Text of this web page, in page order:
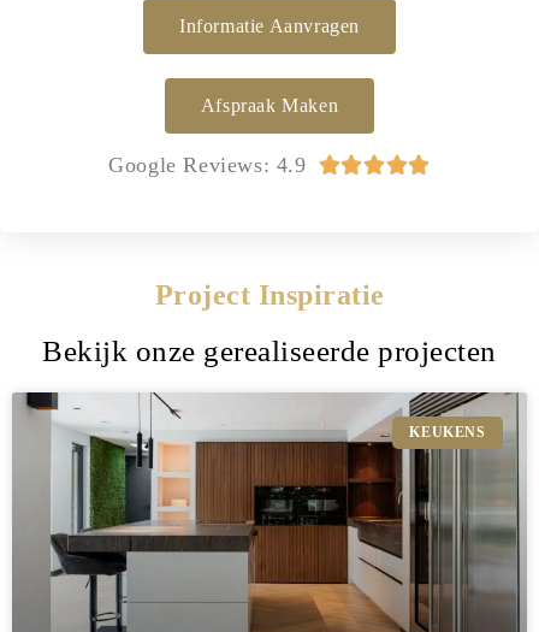
Informatie Aanvragen
Afspraak Maken
Google Reviews: 4.9 
Project Inspiratie
Bekijk onze gerealiseerde projecten
KEUKENS